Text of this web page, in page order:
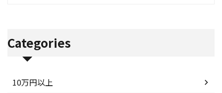
Categories
10万円以上